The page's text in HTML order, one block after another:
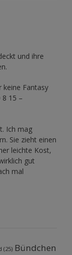
und ihre
keine Fantasy
8 15 –
Ich mag
Sie zieht einen
leichte Kost,
gut
mal
(25) Bündchen